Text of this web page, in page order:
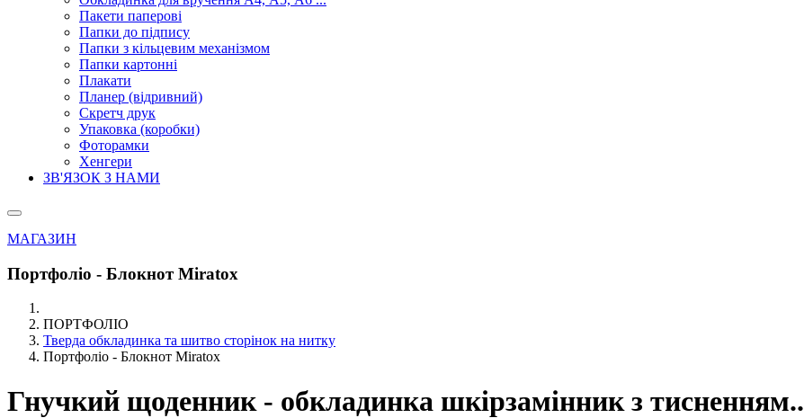
Пакети паперові
Папки до підпису
Папки з кільцевим механізмом
Папки картонні
Плакати
Планер (відривний)
Скретч друк
Упаковка (коробки)
Фоторамки
Хенгери
ЗВ'ЯЗОК З НАМИ
МАГАЗИН
Портфоліо - Блокнот Miratox
ПОРТФОЛІО
Тверда обкладинка та шитво сторінок на нитку
Портфоліо - Блокнот Miratox
Гнучкий щоденник - обкладинка шкірзамінник з тисненням..